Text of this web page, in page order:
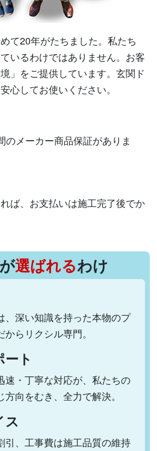
て20年がたちました。私たち
いるわけではありません。お客
」をご提供しています。玄関ド
心してお使いください。
のメーカー商品保証がありま
ば、お支払いは施工完了後でか
選ばれるわけ
、深い知識を持った本物のプ
らリクシル専門。
ト
速・丁寧な対応が、私たちの
向をむき、全力で解決。
引、工事費は施工品質の維持